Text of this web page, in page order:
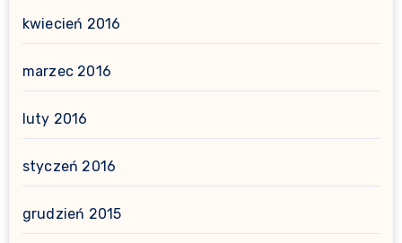
kwiecień 2016
marzec 2016
luty 2016
styczeń 2016
grudzień 2015